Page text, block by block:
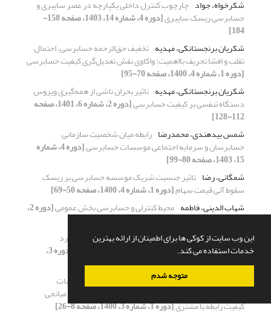
این وب سایت از کوکی ها برای اطمینان از ارائه بهترین
خدمات استفاده می کند.
متوجه شدم
شکرخواه، جواد چارچوب کنترل داخلی یکپارچه در عصر سایبری و
حسابرسی ریسک سایبری [دوره 4، شماره 14، 1403، صفحه 158-
184]
شکریان برنجستانکی، مهدیه تخفیف حق‌الزحمه حسابرسی، احتمال
تقلب و افشا تحریف بااهمیت: واکاوی نقش تعدیل‌گری کیفیت حسابرسی
[دوره 1، شماره 4، 1400، صفحه 70-95]
شکریان برنجستانکی، مهدیه تاثیر بحران ناشی از همه‌گیری ویروس‌
دستگاه تنفسی بر کیفیت حسابرسی [دوره 2، شماره 6، 1401، صفحه
112-128]
شمس بیدهندی، محمدرضا رابطه میان شخصیت سازمانی
حسابرسان و سرمایه اجتماعی موسسات حسابرسی [دوره 4، شماره
15، 1403، صفحه 80-99]
شمگانی، رضا تاثیر جنسیت شریک موسسه حسابرسی بر ریسک
سقوط آتی قیمت سهام[دوره 1، شماره 4، 1400، صفحه 50-69]
شهاب الدینی، فاطمه محیط کنترلی و حسابرسی بخش عمومی [دوره 2،
شماره 7، 1401، صفحه 136-164]
شهبازی، علی رابطه بین نظارت کمیته حسابرسی بر عملکرد
حسابرسی داخلی و ماهیت فعالیت‌های حسابرسی داخلی [دوره 3،
شماره 11، 1402، صفحه 132-162]
شورورزی، محمد رضا تأثیر جهت‌گیری استراتژیک مؤسسات
حسابرسی بر انتظار تداوم رابطه با مشتری با توجه به نقش میانجی
کیفیت رابطه با مشتری[دوره 1، شماره 3، 1400، صفحه 8-26]